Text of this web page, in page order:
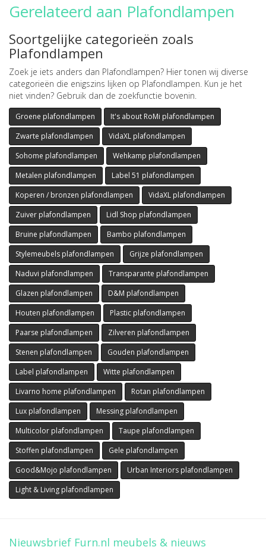
Gerelateerd aan Plafondlampen
Soortgelijke categorieën zoals
Plafondlampen
Zoek je iets anders dan Plafondlampen? Hier tonen wij diverse
categorieën die enigszins lijken op Plafondlampen. Kun je het
niet vinden? Gebruik dan de zoekfunctie bovenin.
Groene plafondlampen
It's about RoMi plafondlampen
Zwarte plafondlampen
VidaXL plafondlampen
Sohome plafondlampen
Wehkamp plafondlampen
Metalen plafondlampen
Label 51 plafondlampen
Koperen / bronzen plafondlampen
VidaXL plafondlampen
Zuiver plafondlampen
Lidl Shop plafondlampen
Bruine plafondlampen
Bambo plafondlampen
Stylemeubels plafondlampen
Grijze plafondlampen
Naduvi plafondlampen
Transparante plafondlampen
Glazen plafondlampen
D&M plafondlampen
Houten plafondlampen
Plastic plafondlampen
Paarse plafondlampen
Zilveren plafondlampen
Stenen plafondlampen
Gouden plafondlampen
Label plafondlampen
Witte plafondlampen
Livarno home plafondlampen
Rotan plafondlampen
Lux plafondlampen
Messing plafondlampen
Multicolor plafondlampen
Taupe plafondlampen
Stoffen plafondlampen
Gele plafondlampen
Good&Mojo plafondlampen
Urban Interiors plafondlampen
Light & Living plafondlampen
Nieuwsbrief Furn.nl meubels & nieuws